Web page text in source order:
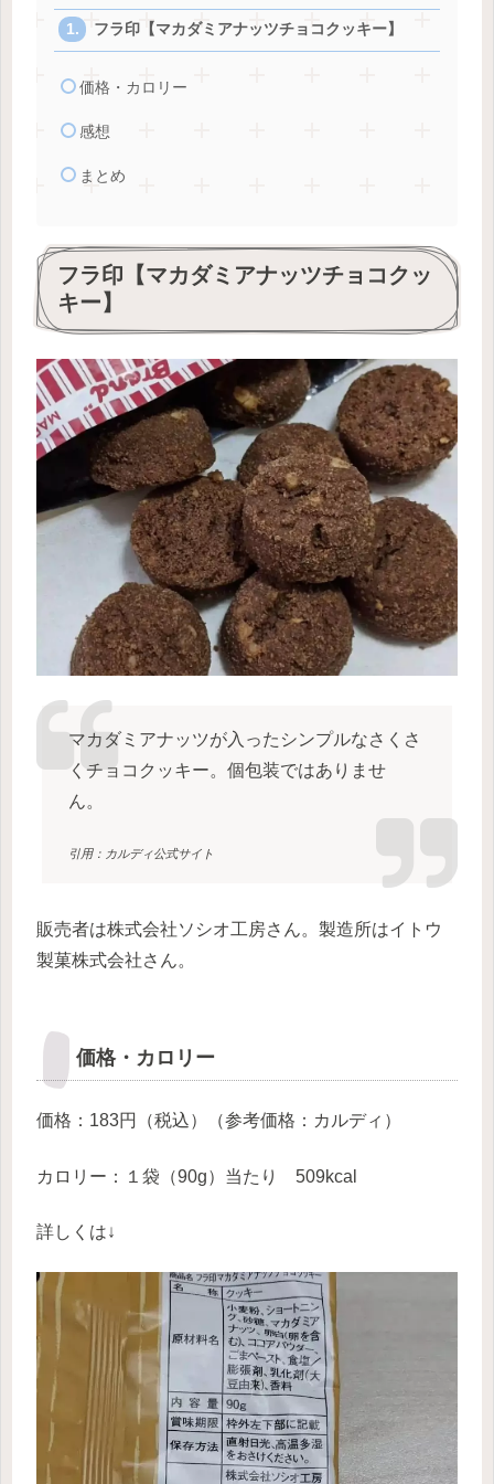
フラ印【マカダミアナッツチョコクッキー】
価格・カロリー
感想
まとめ
フラ印【マカダミアナッツチョコクッ
キー】
マカダミアナッツが入ったシンプルなさくさ
くチョコクッキー。個包装ではありませ
ん。
引用：カルディ公式サイト
販売者は株式会社ソシオ工房さん。製造所はイトウ
製菓株式会社さん。
価格・カロリー
価格：183円（税込）（参考価格：カルディ）
カロリー：１袋（90g）当たり 509kcal
詳しくは↓